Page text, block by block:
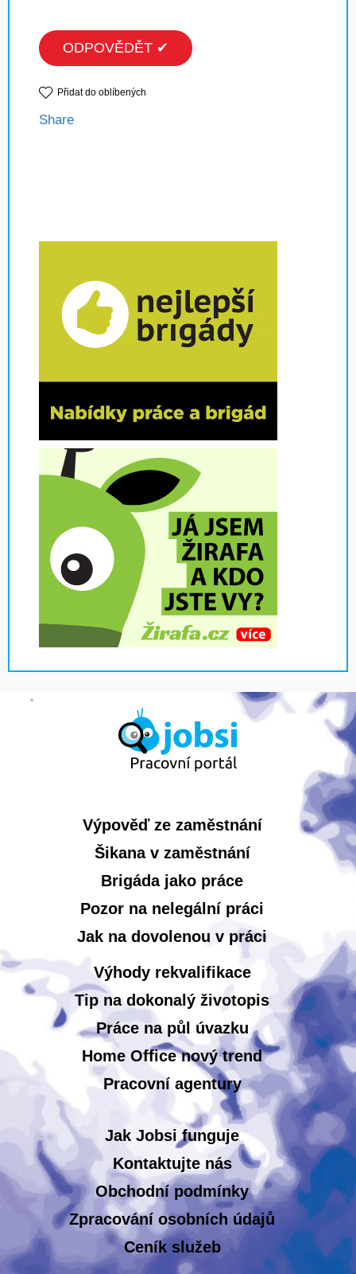
ODPOVĚDĚT ✔
Přidat do oblíbených
Share
Výpověď ze zaměstnání
Šikana v zaměstnání
Brigáda jako práce
Pozor na nelegální práci
Jak na dovolenou v práci
Výhody rekvalifikace
Tip na dokonalý životopis
Práce na půl úvazku
Home Office nový trend
Pracovní agentury
Jak Jobsi funguje
Kontaktujte nás
Obchodní podmínky
Zpracování osobních údajů
Ceník služeb